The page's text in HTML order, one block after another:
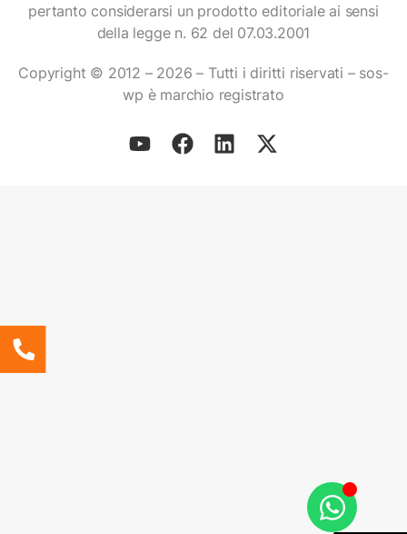
pertanto considerarsi un prodotto editoriale ai sensi
della legge n. 62 del 07.03.2001
Copyright © 2012 – 2026 – Tutti i diritti riservati – sos-
wp è marchio registrato